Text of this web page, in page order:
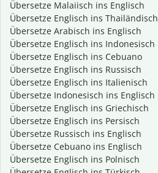
Übersetze Malaiisch ins Englisch
Übersetze Englisch ins Thailändisch
Übersetze Arabisch ins Englisch
Übersetze Englisch ins Indonesisch
Übersetze Englisch ins Cebuano
Übersetze Englisch ins Russisch
Übersetze Englisch ins Italienisch
Übersetze Indonesisch ins Englisch
Übersetze Englisch ins Griechisch
Übersetze Englisch ins Persisch
Übersetze Russisch ins Englisch
Übersetze Cebuano ins Englisch
Übersetze Englisch ins Polnisch